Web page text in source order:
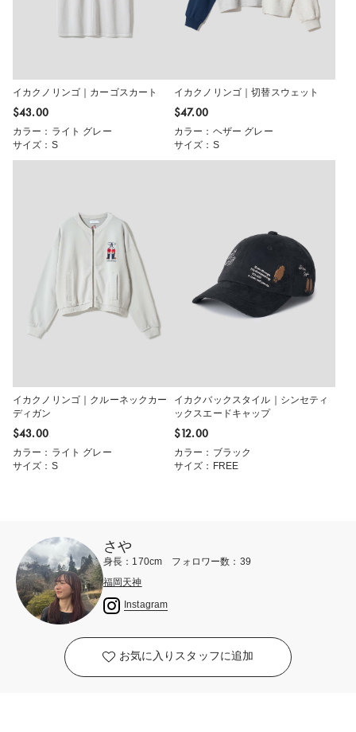
イカクノリンゴ｜カーゴスカート
$‌43.00
カラー：ライト グレー
サイズ：S
イカクノリンゴ｜切替スウェット
$‌47.00
カラー：ヘザー グレー
サイズ：S
イカクノリンゴ｜クルーネックカー
ディガン
$‌43.00
カラー：ライト グレー
サイズ：S
イカクバックスタイル｜シンセティ
ックスエードキャップ
$‌12.00
カラー：ブラック
サイズ：FREE
さや
身長：170cm フォロワー数：39
福岡天神
Instagram
お気に入りスタッフに追加